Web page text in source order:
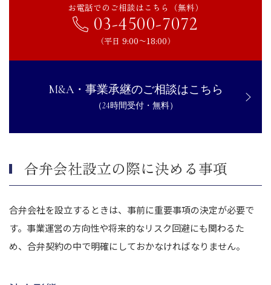
お電話でのご相談はこちら（無料）
03-4500-7072
（平日 9:00〜18:00）
M&A・事業承継のご相談はこちら
（24時間受付・無料）
合弁会社設立の際に決める事項
合弁会社を設立するときは、事前に重要事項の決定が必要で
す。事業運営の方向性や将来的なリスク回避にも関わるた
め、合弁契約の中で明確にしておかなければなりません。